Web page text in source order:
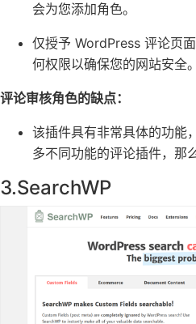
会为您添加角色。
仅授予 WordPress 评论页
何权限以确保您的网站安全。
评论审核角色的缺点：
该插件具有非常具体的功能
多不同功能的评论插件，那
3.SearchWP